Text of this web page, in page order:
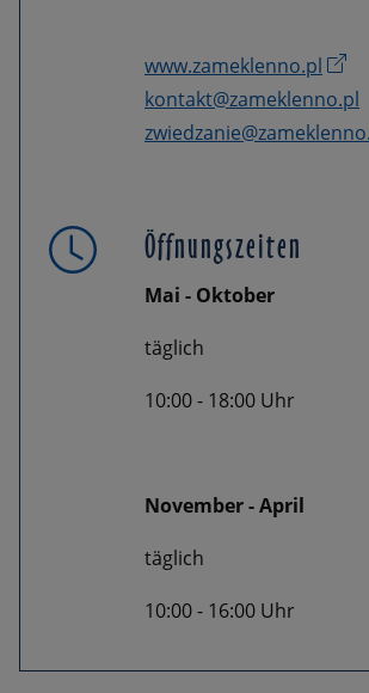
www.zameklenno.pl
kontakt@zameklenno.pl
Öffnungszeiten
Mai - Oktober
täglich
10:00 - 18:00 Uhr
November - April
täglich
10:00 - 16:00 Uhr